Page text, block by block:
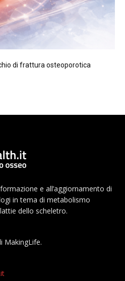
di frattura osteoporotica
e all’aggiornamento di
in tema di metabolismo
dello scheletro.
MakingLife.